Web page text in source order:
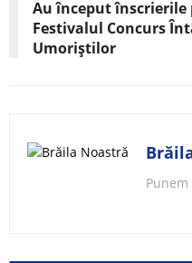
Au început înscrierile
Festivalul Concurs
Umoriștilor